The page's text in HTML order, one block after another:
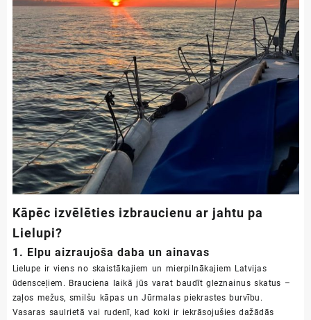
Kāpēc izvēlēties izbraucienu ar jahtu pa
Lielupi?
1. Elpu aizraujoša daba un ainavas
Lielupe ir viens no skaistākajiem un mierpilnākajiem Latvijas
ūdensceļiem. Brauciena laikā jūs varat baudīt gleznainus skatus –
zaļos mežus, smilšu kāpas un Jūrmalas piekrastes burvību.
Vasaras saulrietā vai rudenī, kad koki ir iekrāsojušies dažādās